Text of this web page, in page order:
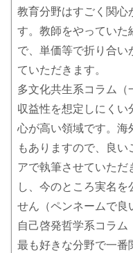
教育分野はすごく関
す。教師をやってい
で、単価等で折り合
ていただきます。
多文化共生系コラム（
収益性を想定しにく
心が高い領域です。
もありますので、良
アで執筆させていた
し、今のところ実名
せん（ペンネームで良
自己啓発哲学系コラム
最も好きな分野で一番